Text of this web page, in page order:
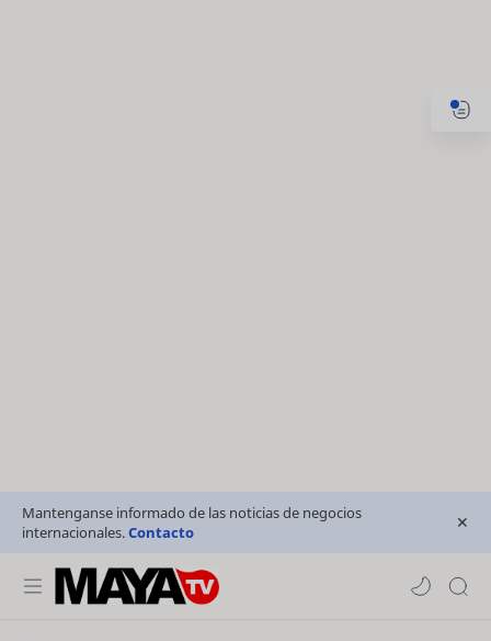
Mantenganse informado de las noticias de negocios
internacionales.Contacto